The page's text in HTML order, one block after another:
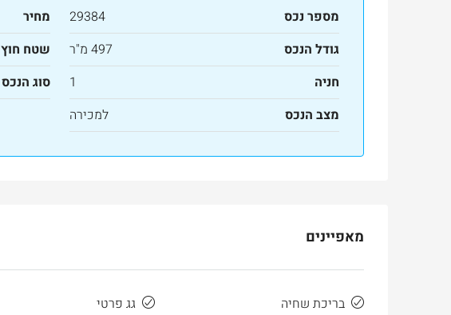
מספר נכס 29384 מחיר
גודל הנכס
497 מ"ר שטח חוץ
חניה
1 סוג הנכס
מצב הנכס
למכירה
מאפיינים
בריכת שחיה גג פרטי